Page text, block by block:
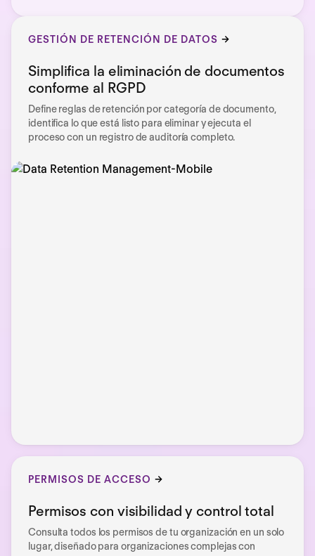
GESTIÓN DE RETENCIÓN DE DATOS
Simplifica la eliminación de documentos
conforme al RGPD
Define reglas de retención por categoría de documento,
identifica lo que está listo para eliminar y ejecuta el
proceso con un registro de auditoría completo.
PERMISOS DE ACCESO
Permisos con visibilidad y control total
Consulta todos los permisos de tu organización en un solo
lugar, diseñado para organizaciones complejas con